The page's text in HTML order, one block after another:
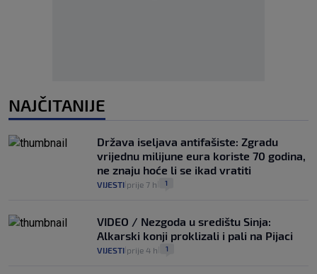
NAJČITANIJE
Država iseljava antifašiste: Zgradu
vrijednu milijune eura koriste 70 godina,
ne znaju hoće li se ikad vratiti
VIJESTI prije 7 h 1
VIDEO / Nezgoda u središtu Sinja:
Alkarski konji proklizali i pali na Pijaci
VIJESTI prije 4 h 1